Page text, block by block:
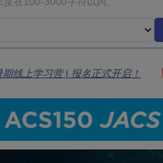
线上学习营 | 报名正式开启！